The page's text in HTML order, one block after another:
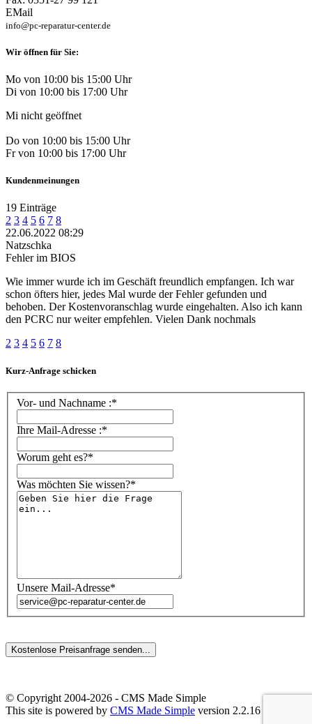
EMail
info@pc-reparatur-center.de
Wir öffnen für Sie:
Mo von 10:00 bis 15:00 Uhr
Di von 10:00 bis 17:00 Uhr
Mi nicht geöffnet
Do von 10:00 bis 15:00 Uhr
Fr von 10:00 bis 17:00 Uhr
Kundenmeinungen
19 Einträge
2 3 4 5 6 7 8
22.06.2022 08:29
Natzschka
Fehler im BIOS
Wie immer wurde ich im Geschäft freundlich empfangen. Ich war
schon öfters hier, jedes Mal wurde der Fehler gefunden und
behoben. Der Kostenvoranschlag wurde eingehalten. Also ich kann
den PCRC nur weiter empfehlen. Vielen Dank nochmals
2 3 4 5 6 7 8
Kurz-Anfrage schicken
Vor- und Nachname :*
Ihre Mail-Adresse :*
Worum geht es?*
Was möchten Sie wissen?*
Unsere Mail-Adresse*
© Copyright 2004-2026 - CMS Made Simple
This site is powered by CMS Made Simple version 2.2.16